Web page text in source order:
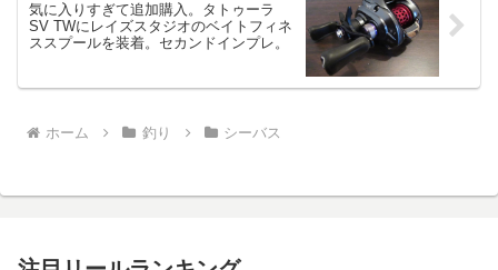
気に入りすぎて追加購入。タトゥーラ
SV TWにレイズスタジオのベイトフィネ
ススプールを装着。セカンドインプレ。
ホーム 釣り シーバス